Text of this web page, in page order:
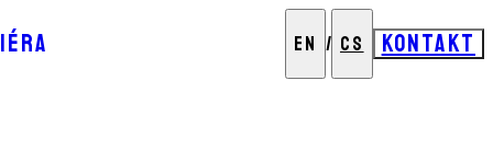
EN / CS KONTAKT